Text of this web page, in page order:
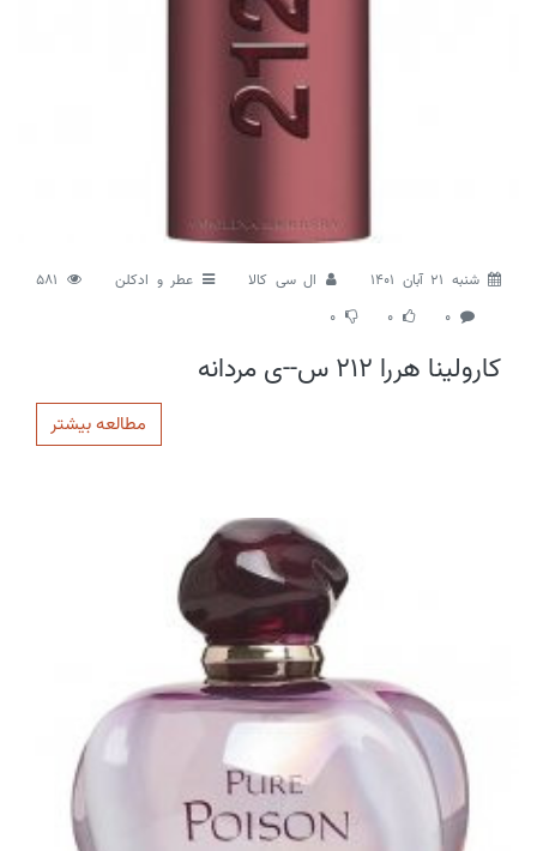
شنبه 21 آبان 1401 ال سی کالا عطر و ادکلن
581
0
0
0
کارولینا هررا 212 س--ی مردانه
مطالعه بیشتر